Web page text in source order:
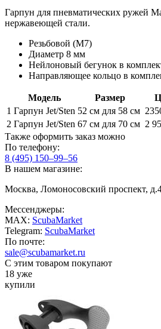
Гарпун для пневматических ружей
нержавеющей стали.
Резьбовой (М7)
Диаметр 8 мм
Нейлоновый бегунок в
Направляющее кольцо в
Модель Размер
1 Гарпун Jet/Sten 52 см для 58 см
2 Гарпун Jet/Sten 67 см для 70 см 2
Также оформить заказ можно
По телефону:
8 (495) 150–99–56
В нашем магазине:
Москва, Ломоносовский проспект,
Мессенджеры:
MAX: ScubaMarket
Telegram: ScubaMarket
По почте:
sale@scubamarket.ru
С этим товаром покупают
18 уже
купили